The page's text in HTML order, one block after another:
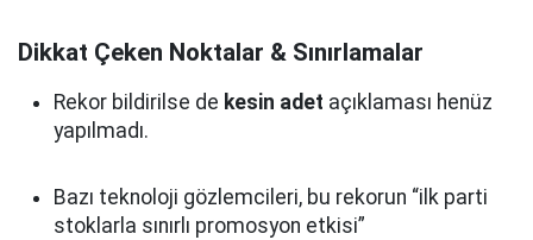
Dikkat Çeken Noktalar & Sınırlamalar
Rekor bildirilse de kesin adet açıklaması henüz
yapılmadı.
Bazı teknoloji gözlemcileri, bu rekorun “ilk parti
stoklarla sınırlı promosyon etkisi”